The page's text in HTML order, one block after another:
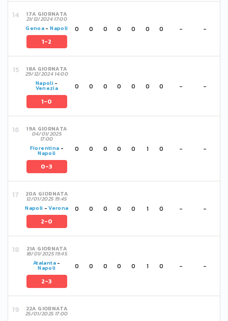
17A GIORNATA
21/12/2024 17:00
Genoa -Napoli
1-2
0 0 0 0 0 0 0 - -
18A GIORNATA
29/12/2024 14:00
Napoli -
Venezia
1-0
0 0 0 0 0 0 0 - -
19A GIORNATA
04/01/2025
17:00
Fiorentina -
Napoli
0-3
0 0 0 0 0 1 0 - -
20A GIORNATA
12/01/2025 19:45
Napoli -Verona
2-0
0 0 0 0 0 1 0 - -
21A GIORNATA
18/01/2025 19:45
Atalanta-
Napoli
2-3
0 0 0 0 0 1 0 - -
22A GIORNATA
25/01/2025 17:00